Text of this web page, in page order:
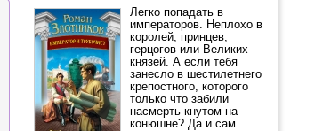
Легко попадать в
императоров. Неплохо в
королей, принцев,
герцогов или Великих
князей. А если тебя
занесло в шестилетнего
крепостного, которого
только что забили
насмерть кнутом на
конюшне? Да и сам...